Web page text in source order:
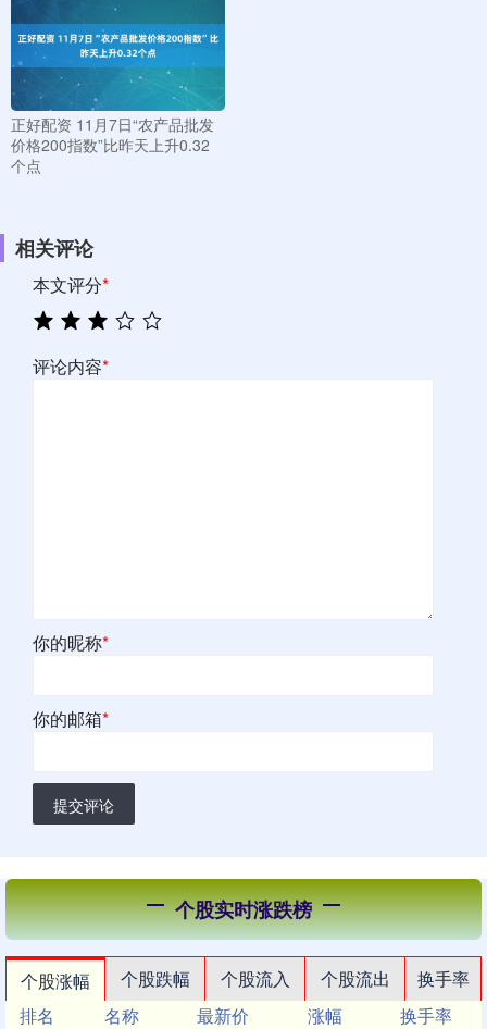
正好配资 11月7日“农产品批发
价格200指数”比昨天上升0.32
个点
相关评论
本文评分*
评论内容*
你的昵称*
你的邮箱*
提交评论
个股实时涨跌榜
个股涨幅 个股跌幅 个股流入 个股流出
换手率
排名
名称 最新价 涨幅
换手率